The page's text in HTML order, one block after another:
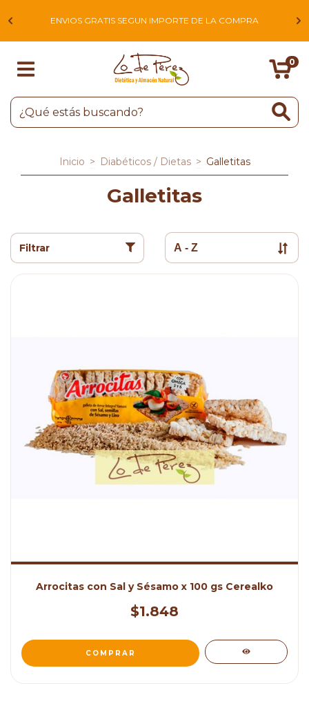
ENVIOS GRATIS SEGUN IMPORTE DE LA COMPRA
0
Inicio > Diabéticos / Dietas > Galletitas
Galletitas
Filtrar
Arrocitas con Sal y Sésamo x 100 gs Cerealko
$1.848